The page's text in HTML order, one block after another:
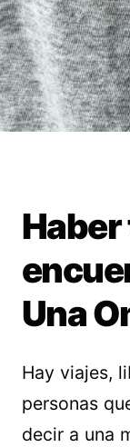
Una
Hay viajes,
personas
decir a una